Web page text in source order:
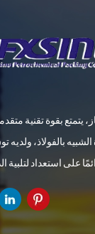
الشبيه بالفولاذ،
على استعداد لتلبية